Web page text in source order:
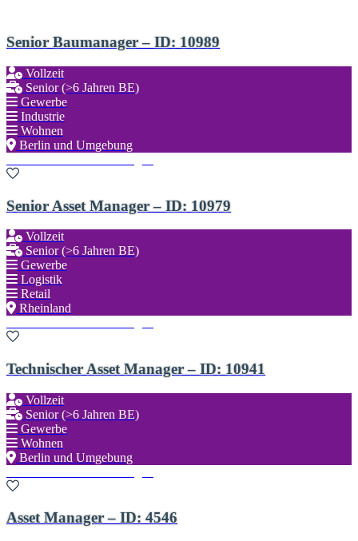
Senior Baumanager – ID: 10989
Vollzeit
Senior (>6 Jahren BE)
Gewerbe
Industrie
Wohnen
Berlin und Umgebung
Senior Asset Manager – ID: 10979
Vollzeit
Senior (>6 Jahren BE)
Gewerbe
Logistik
Retail
Rheinland
Technischer Asset Manager – ID: 10941
Vollzeit
Senior (>6 Jahren BE)
Gewerbe
Wohnen
Berlin und Umgebung
Asset Manager – ID: 4546